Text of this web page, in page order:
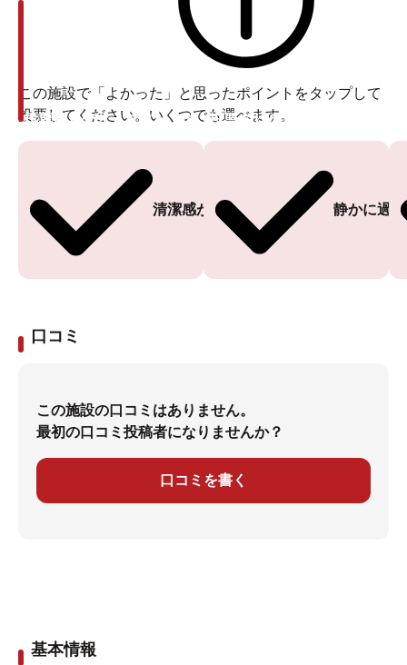
この施設で「よかった」と思ったポイントをタップして
投票してください。いくつでも選べます。
清潔感がある
投票ありがとうございます
静かに過
投票ありがとうございます
口コミ
この施設の口コミはありません。
最初の口コミ投稿者になりませんか？
口コミを書く
基本情報